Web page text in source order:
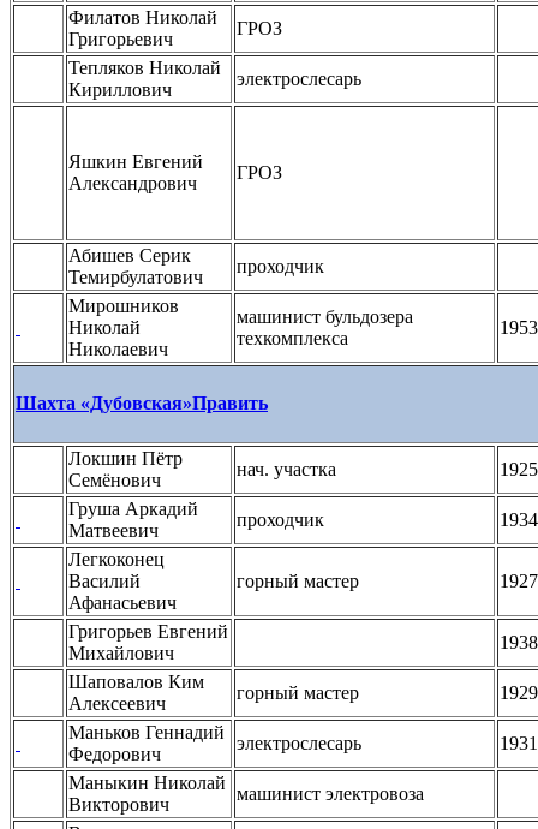
Филатов Николай
Григорьевич
ГРОЗ
Тепляков Николай
Кириллович
электрослесарь
Яшкин Евгений
Александрович
ГРОЗ
Абишев Серик
Темирбулатович
проходчик
Мирошников
Николай
Николаевич
машинист бульдозера
техкомплекса
1953
Шахта «Дубовская»Править
Локшин Пётр
Семёнович
нач. участка
1925
Груша Аркадий
Матвеевич
проходчик
1934
Легкоконец
Василий
Афанасьевич
горный мастер 1927
Григорьев Евгений
Михайлович
1938
Шаповалов Ким
Алексеевич
горный мастер
1929
Маньков Геннадий
Федорович
электрослесарь
1931
Маныкин Николай
Викторович
машинист электровоза